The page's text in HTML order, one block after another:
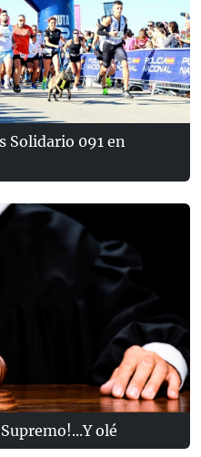
Solidario 091 en
olé